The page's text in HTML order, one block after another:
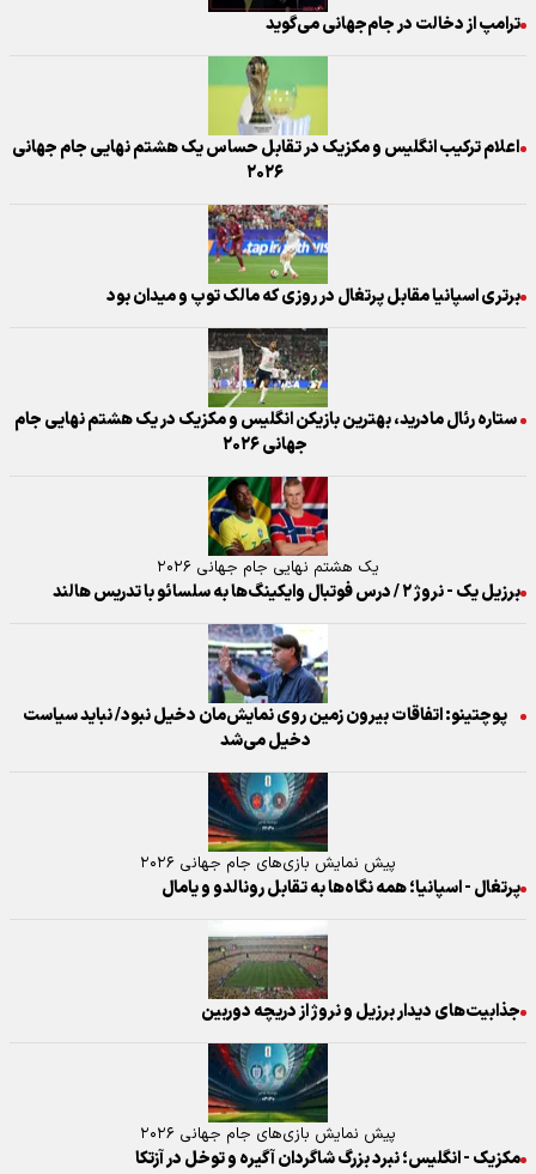
ترامپ از دخالت در جام‌جهانی می‌گوید
اعلام ترکیب انگلیس و مکزیک در تقابل حساس یک هشتم نهایی جام جهانی
۲۰۲۶
برتری اسپانیا مقابل پرتغال در روزی که مالک توپ و میدان بود
ستاره رئال مادرید، بهترین بازیکن انگلیس و مکزیک در یک هشتم نهایی جام
جهانی ۲۰۲۶
یک هشتم نهایی جام جهانی ۲۰۲۶
برزیل یک - نروژ ۲ / درس فوتبال وایکینگ‌ها به سلسائو با تدریس هالند
پوچتینو: اتفاقات بیرون زمین روی نمایش‌مان دخیل نبود/ نباید سیاست
دخیل می‌شد
پیش نمایش بازی‌های جام جهانی ۲۰۲۶
پرتغال - اسپانیا؛ همه نگاه‌ها به تقابل رونالدو و یامال
جذابیت‌های دیدار برزیل و نروژ از دریچه دوربین
پیش نمایش بازی‌های جام جهانی ۲۰۲۶
مکزیک - انگلیس؛ نبرد بزرگ شاگردان آگیره و توخل در آزتکا